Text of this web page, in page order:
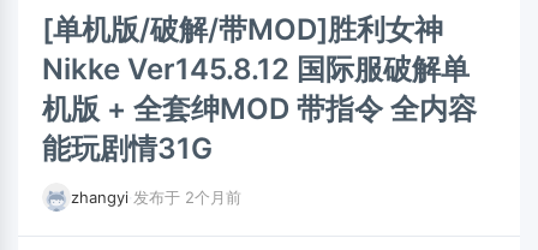
[单机版/破解/带MOD]胜利女神
Nikke Ver145.8.12 国际服破解单
机版 + 全套绅MOD 带指令 全内容
能玩剧情31G
zhangyi 发布于 2个月前